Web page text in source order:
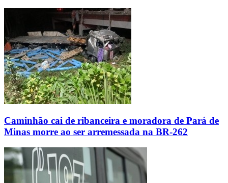
Caminhão cai de ribanceira e moradora de Pará de
Minas morre ao ser arremessada na BR-262